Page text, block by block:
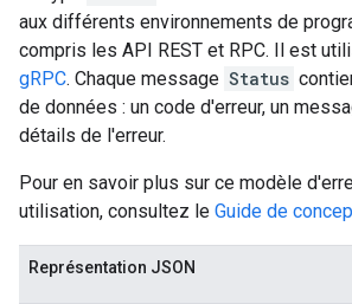
aux différents environnements de
compris les API REST et RPC. Il est
gRPC. Chaque message Status
de données : un code d'erreur, un
détails de l'erreur.
Pour en savoir plus sur ce modèle
utilisation, consultez le Guide de
Représentation JSON